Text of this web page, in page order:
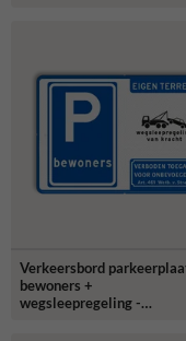
Verkeersbord
bewoners +
wegsleepregeling -